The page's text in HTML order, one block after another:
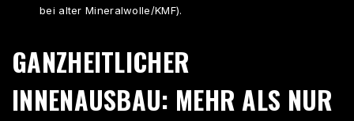
bei alter Mineralwolle/KMF).
GANZHEITLICHER
INNENAUSBAU: MEHR ALS NUR